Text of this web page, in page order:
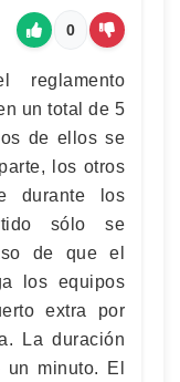
0
reglamento
un total de 5
de ellos se
los otros
durante los
sólo se
de que el
los equipos
extra por
La duración
minuto. El